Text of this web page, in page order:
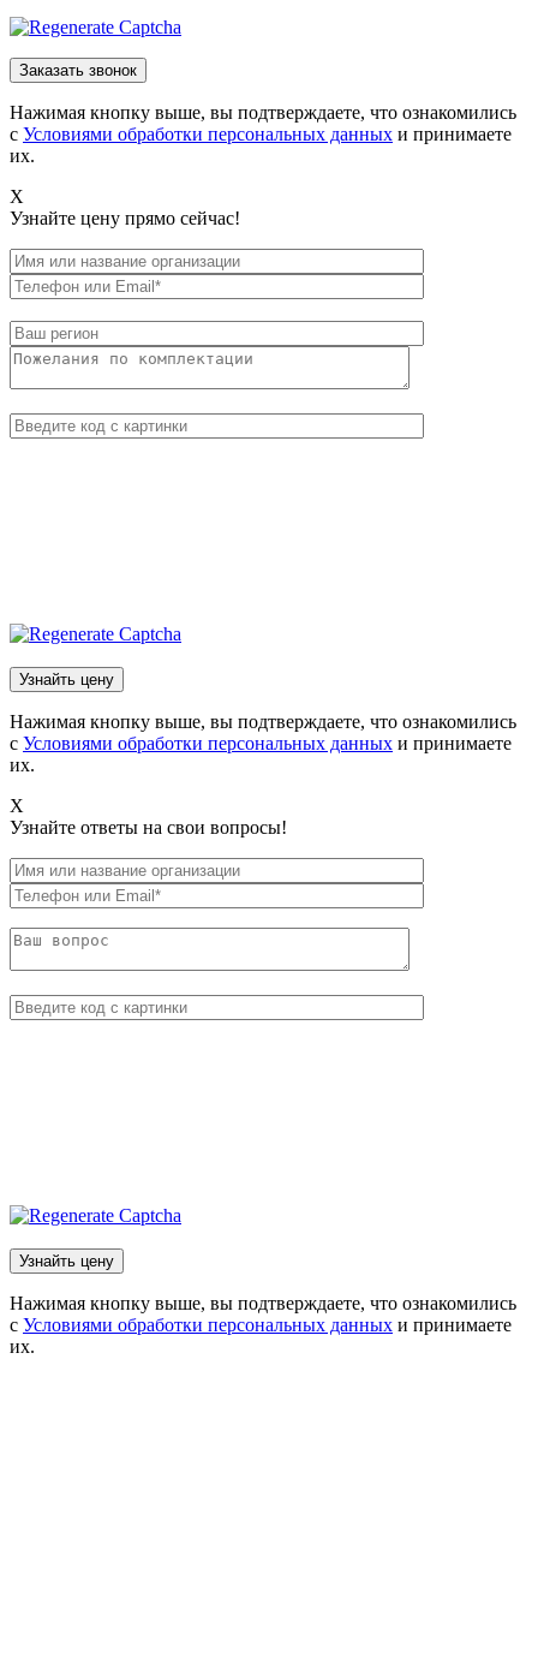
Нажимая кнопку выше, вы подтверждаете, что ознакомились
с Условиями обработки персональных данных и принимаете
их.
X
Узнайте цену прямо сейчас!
Нажимая кнопку выше, вы подтверждаете, что ознакомились
с Условиями обработки персональных данных и принимаете
их.
X
Узнайте ответы на свои вопросы!
Нажимая кнопку выше, вы подтверждаете, что ознакомились
с Условиями обработки персональных данных и принимаете
их.